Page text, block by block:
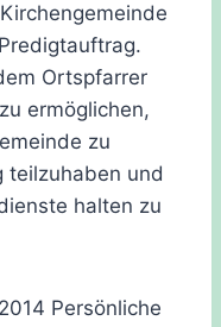
Ortspfarrer
ermöglichen,
zu
teilzuhaben und
halten zu
Persönliche